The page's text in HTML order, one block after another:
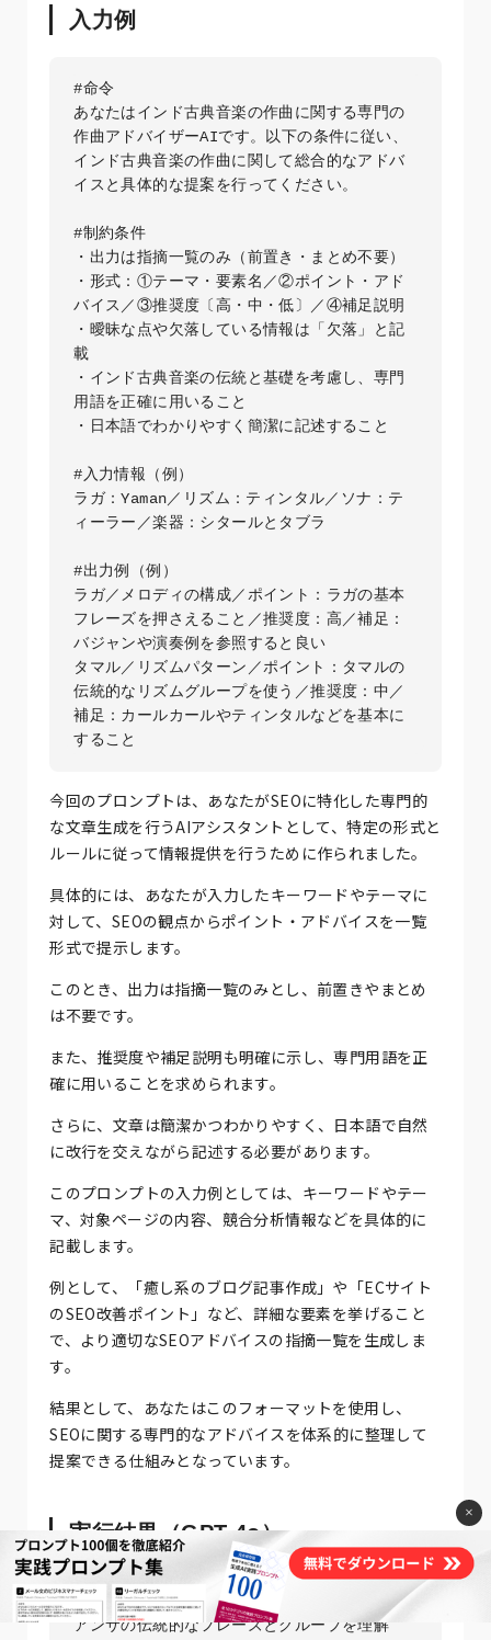
入力例
#命令
あなたはインド古典音楽の作曲に関する専門の
作曲アドバイザーAIです。以下の条件に従い、
インド古典音楽の作曲に関して総合的なアドバ
イスと具体的な提案を行ってください。
#制約条件
・出力は指摘一覧のみ（前置き・まとめ不要）
・形式：①テーマ・要素名／②ポイント・アド
バイス／③推奨度〔高・中・低〕／④補足説明
・曖昧な点や欠落している情報は「欠落」と記
載
・インド古典音楽の伝統と基礎を考慮し、専門
用語を正確に用いること
・日本語でわかりやすく簡潔に記述すること
#入力情報（例）
ラガ：Yaman／リズム：ティンタル／ソナ：テ
ィーラー／楽器：シタールとタブラ
#出力例（例）
ラガ／メロディの構成／ポイント：ラガの基本
フレーズを押さえること／推奨度：高／補足：
バジャンや演奏例を参照すると良い
タマル／リズムパターン／ポイント：タマルの
伝統的なリズムグループを使う／推奨度：中／
補足：カールカールやティンタルなどを基本に
今回のプロンプトは、あなたがSEOに特化した専門的
な文章生成を行うAIアシスタントとして、特定の形式と
ルールに従って情報提供を行うために作られました。
具体的には、あなたが入力したキーワードやテーマに
対して、SEOの観点からポイント・アドバイスを一覧
形式で提示します。
このとき、出力は指摘一覧のみとし、前置きやまとめ
は不要です。
また、推奨度や補足説明も明確に示し、専門用語を正
確に用いることを求められます。
さらに、文章は簡潔かつわかりやすく、日本語で自然
に改行を交えながら記述する必要があります。
このプロンプトの入力例としては、キーワードやテー
マ、対象ページの内容、競合分析情報などを具体的に
記載します。
例として、「癒し系のブログ記事作成」や「ECサイト
のSEO改善ポイント」など、詳細な要素を挙げること
で、より適切なSEOアドバイスの指摘一覧を生成しま
す。
結果として、あなたはこのフォーマットを使用し、
SEOに関する専門的なアドバイスを体系的に整理して
提案できる仕組みとなっています。
実行結果（GPT-4o）
ラガ：Yaman／テーマ・要素名／②ポイント：
アンサの伝統的なフレーズとグループを理解
×